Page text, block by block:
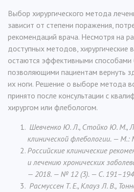
Выбор хирургического метода
зависит от степени поражения,
рекомендаций врача. Несмотря на
доступных методов, хирургические
остаются эффективными способами
позволяющими пациентам вернуть
их ноги. Решение о выборе метода
принято после консультации с
хирургом или флебологом.
Шевченко Ю. Л., Стойко Ю. М.,
клинической флебологии. — М.:
Российские клинические
и лечению хронических
— 2018. — № 12 (3). — С.
Расмуссен Т. Е., Клауз Л. В.,